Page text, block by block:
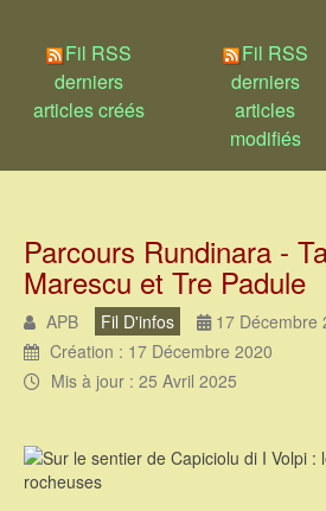
Fil RSS
derniers
articles créés
Fil RSS
derniers
articles
modifiés
Parcours Rundinara -
Marescu et Tre Padule
APB Fil D'infos
17 Décembre
Création : 17 Décembre 2020
Mis à jour : 25 Avril 2025